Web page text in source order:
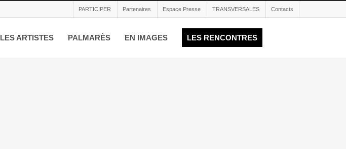
PARTICIPER Partenaires Espace Presse TRANSVERSALES Contacts
LES ARTISTES PALMARÈS EN IMAGES LES RENCONTRES